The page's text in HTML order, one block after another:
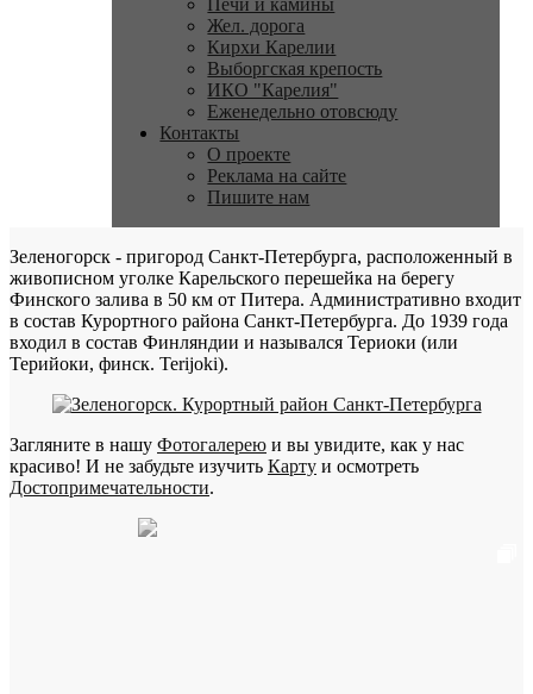
Печи и камины
Жел. дорога
Кирхи Карелии
Выборгская крепость
ИКО "Карелия"
Еженедельно отовсюду
Контакты
О проекте
Реклама на сайте
Пишите нам
Зеленогорск - пригород Санкт-Петербурга, расположенный в
живописном уголке Карельского перешейка на берегу
Финского залива в 50 км от Питера. Административно входит
в состав Курортного района Санкт-Петербурга. До 1939 года
входил в состав Финляндии и назывался Териоки (или
Терийоки, финск. Terijoki).
Загляните в нашу Фотогалерею и вы увидите, как у нас
красиво! И не забудьте изучить Карту и осмотреть
Достопримечательности.